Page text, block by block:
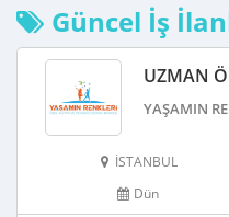
Güncel İş
UZMAN
YAŞAMIN
İSTANBUL
Dün